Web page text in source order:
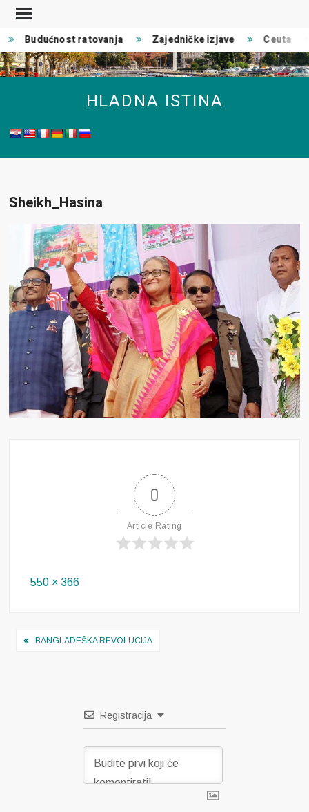
Skip
contentBudućnost ratovanja Zajedničke izjave Ceuta
HLADNA ISTINA
Sheikh_Hasina
0
Article Rating
Full
550 × 366
Navigacija
BANGLADEŠKA REVOLUCIJA
Registracija